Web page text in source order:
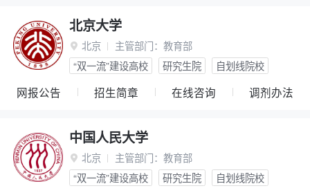
北京大学
 北京 主管部门： 教育部
“双一流”建设高校
研究生院 自划线院校
网报公告 招生简章 在线咨询 调剂办法
中国人民大学
 北京 主管部门： 教育部
“双一流”建设高校
研究生院 自划线院校